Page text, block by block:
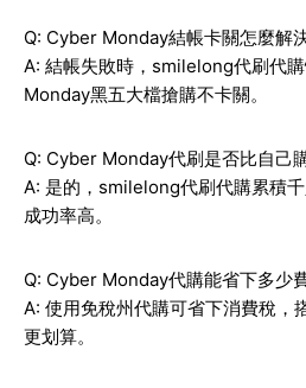
Q: Cyber Monday結帳卡關怎麼解
A: 結帳失敗時，smilelong代刷代
Monday黑五大檔搶購不卡關。
Q: Cyber Monday代刷是否比自己
A: 是的，smilelong代刷代購累積
成功率高。
Q: Cyber Monday代購能省下多少
A: 使用免稅州代購可省下消費稅，
更划算。